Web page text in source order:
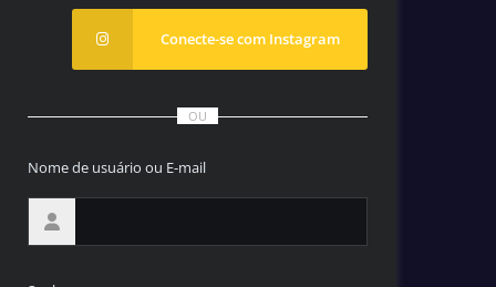
Conecte-se com Instagram
OU
Nome de usuário ou E-mail